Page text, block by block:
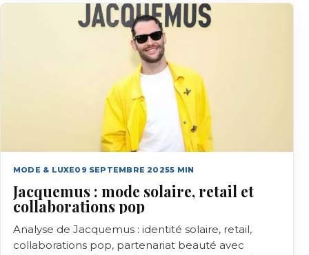
MODE & LUXE09 SEPTEMBRE 20255 MIN
Jacquemus : mode solaire, retail et
collaborations pop
Analyse de Jacquemus : identité solaire, retail,
collaborations pop, partenariat beauté avec